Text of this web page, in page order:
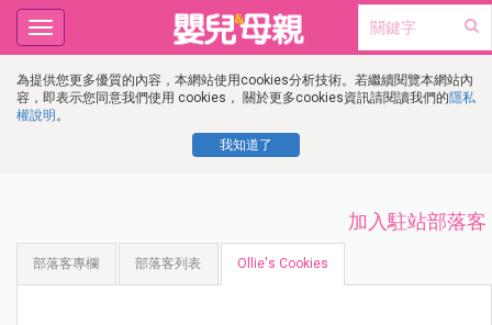
為提供您更多優質的內容，本網站使用cookies分析技術。若繼續閱覽本網站內
容，即表示您同意我們使用 cookies， 關於更多cookies資訊請閱讀我們的隱私
權說明 。
我知道了
Toggle
navigation
加入駐站部落客
部落客專欄 部落客列表 Ollie's Cookies